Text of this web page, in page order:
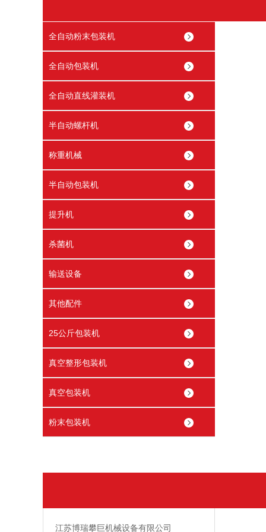
全自动粉末包装机
全自动包装机
全自动直线灌装机
半自动螺杆机
称重机械
半自动包装机
提升机
杀菌机
输送设备
其他配件
25公斤包装机
真空整形包装机
真空包装机
粉末包装机
江苏博瑞攀巨机械设备有限公司